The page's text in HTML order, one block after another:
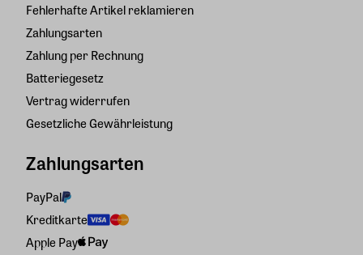
Fehlerhafte Artikel reklamieren
Zahlungsarten
Zahlung per Rechnung
Batteriegesetz
Vertrag widerrufen
Gesetzliche Gewährleistung
Zahlungsarten
PayPal
Kreditkarte
Apple Pay